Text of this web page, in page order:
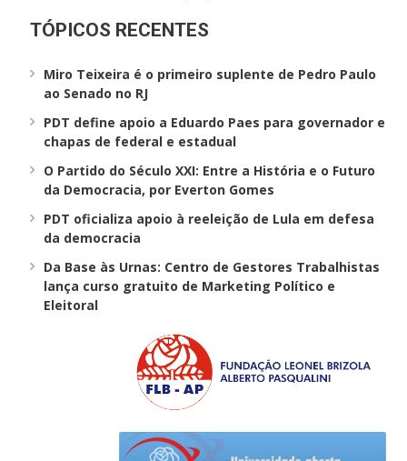
TÓPICOS RECENTES
Miro Teixeira é o primeiro suplente de Pedro Paulo
ao Senado no RJ
PDT define apoio a Eduardo Paes para governador e
chapas de federal e estadual
O Partido do Século XXI: Entre a História e o Futuro
da Democracia, por Everton Gomes
PDT oficializa apoio à reeleição de Lula em defesa
da democracia
Da Base às Urnas: Centro de Gestores Trabalhistas
lança curso gratuito de Marketing Político e
Eleitoral